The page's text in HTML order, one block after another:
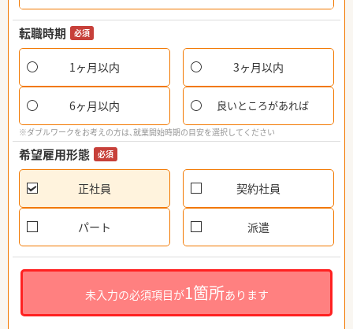
転職時期 必須
1ヶ月以内 3ヶ月以内
6ヶ月以内 良いところがあれば
※ダブルワークをお考えの方は、就業開始時期の目安を選択してください
希望雇用形態 必須
正社員 契約社員
パート 派遣
未入力の必須項目が1箇所あります